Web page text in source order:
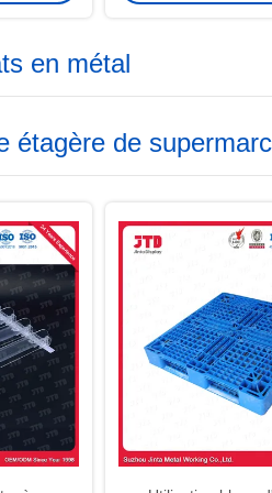
en métal
étagère de